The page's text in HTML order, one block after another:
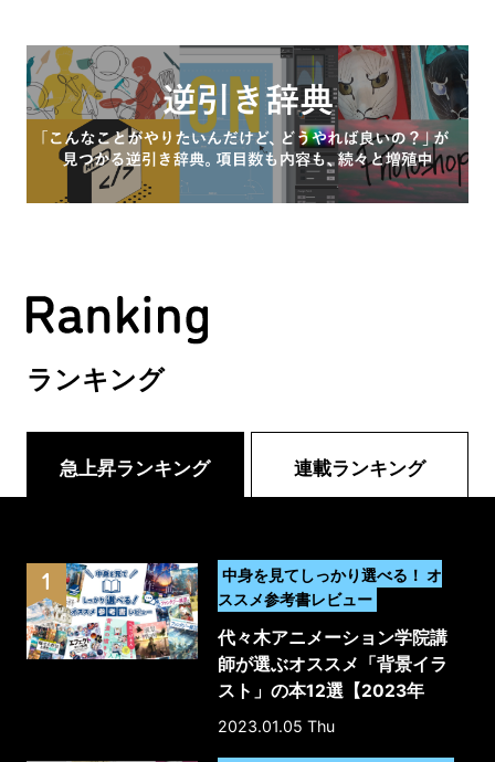
ランキング
急上昇ランキング
中身を見てしっかり選べる！ オ
ススメ参考書レビュー
代々木アニメーション学院講
師が選ぶオススメ「背景イラ
スト」の本12選【2023年
版】
2023.01.05 Thu
連載ランキング